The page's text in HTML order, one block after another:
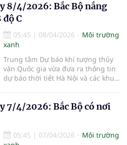
8/4/2026: Bắc Bộ nắng
C
05:45 | 08/04/2026
Môi trường
xanh
Trung tâm Dự báo khí tượng thủy
văn Quốc gia vừa đưa ra thông tin
dự báo thời tiết Hà Nội và các khu
7/4/2026: Bắc Bộ có nơi
05:45 | 07/04/2026
Môi trường